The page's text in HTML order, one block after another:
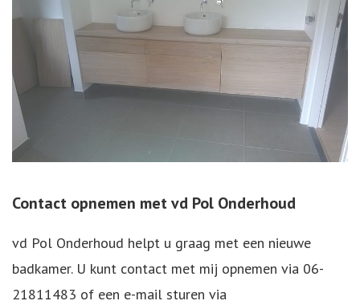
Contact opnemen met vd Pol Onderhoud
vd Pol Onderhoud helpt u graag met een nieuwe
badkamer. U kunt contact met mij opnemen via 06-
21811483 of een e-mail sturen via